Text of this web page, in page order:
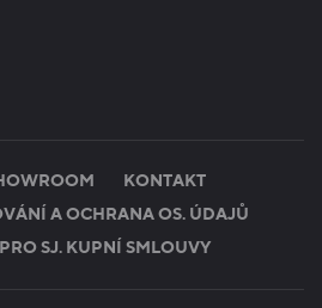
KONTAKT
A OCHRANA OS. ÚDAJŮ
SJ. KUPNÍ SMLOUVY